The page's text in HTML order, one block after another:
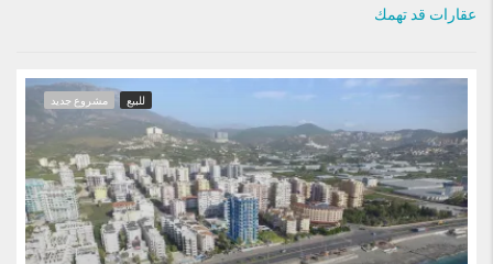
عقارات قد تهمك
للبيع مشروع جديد